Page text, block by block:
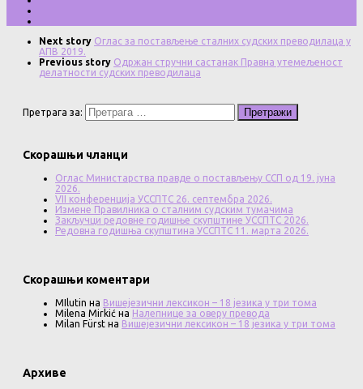
Next story Оглас за постављење сталних судских преводилаца у
АПВ 2019.
Previous story Одржан стручни састанак Правна утемељеност
делатности судских преводилаца
Претрага за:
Скорашњи чланци
Оглас Министарства правде о постављењу ССП од 19. јуна
2026.
VII конференција УССПТС 26. септембра 2026.
Измене Правилника о сталним судским тумачима
Закључци редовне годишње скупштине УССПТС 2026.
Редовна годишња скупштина УССПТС 11. марта 2026.
Скорашњи коментари
MIlutin на Вишејезични лексикон – 18 језика у три тома
Milena Mirkić на Налепнице за оверу превода
Milan Fürst на Вишејезични лексикон – 18 језика у три тома
Архиве